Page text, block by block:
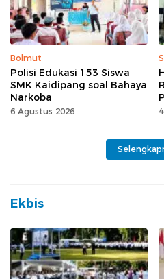
Bolmut
Polisi Edukasi 153 Siswa
SMK Kaidipang soal Bahaya
Narkoba
6 Agustus 2026
Ekbis